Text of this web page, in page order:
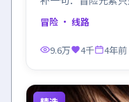
冒险 · 线路
9.6万 4千 4年前